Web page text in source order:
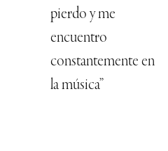
pierdo y me
encuentro
constantemente en
la música”